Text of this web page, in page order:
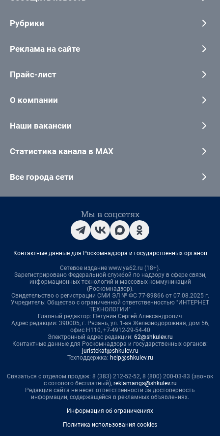
Рубрики
Реклама на сайте
Прайс-лист
О компании
Наши вакансии
Статистика канала в MAX
Все города сети
Мы в соцсетях
Контактные данные для Роскомнадзора и государственных органов
Сетевое издание www.ya62.ru (18+).
Зарегистрировано Федеральной службой по надзору в сфере связи,
информационных технологий и массовых коммуникаций
(Роскомнадзор).
Свидетельство о регистрации СМИ ЭЛ № ФС 77-89866 от 07.08.2025 г.
Учредитель: Общество с ограниченной ответственностью "ИНТЕРНЕТ
ТЕХНОЛОГИИ"
Главный редактор: Петунин Сергей Александрович
Адрес редакции: 390005, г. Рязань, ул. 1-ая Железнодорожная, дом 56,
офис Н110, +7-4912-29-54-40
Электронный адрес редакции: 62@shkulev.ru
Контактные данные для Роскомнадзора и государственных органов:
juristekat@shkulev.ru
Техподдержка: help@shkulev.ru
Связаться с отделом продаж: 8 (383) 212-52-52, 8 (800) 200-03-83 (звонок
с сотового бесплатный), reklamangs@shkulev.ru
Редакция сайта не несет ответственности за достоверность
информации, содержащейся в рекламных объявлениях.
Информация об ограничениях
Политика использования cookies